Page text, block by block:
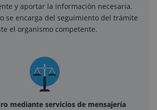
y aportar la información necesaria.
se encarga del seguimiento del trámite
el organismo competente.
mediante servicios de mensajería